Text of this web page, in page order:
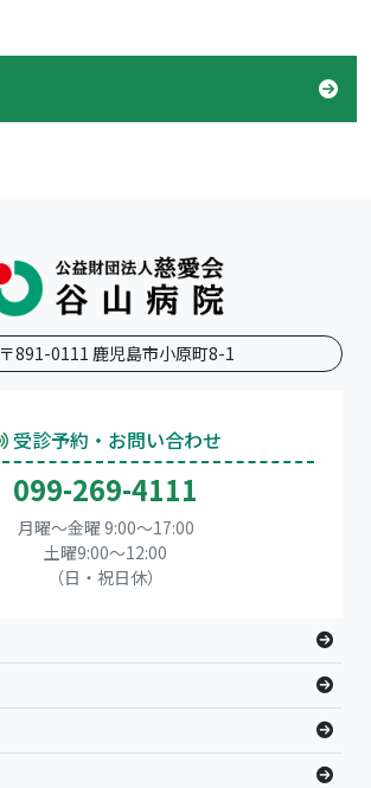
〒891-0111 鹿児島市小原町8-1
受診予約・お問い合わせ
099-269-4111
月曜～金曜 9:00～17:00
土曜9:00〜12:00
（日・祝日休）